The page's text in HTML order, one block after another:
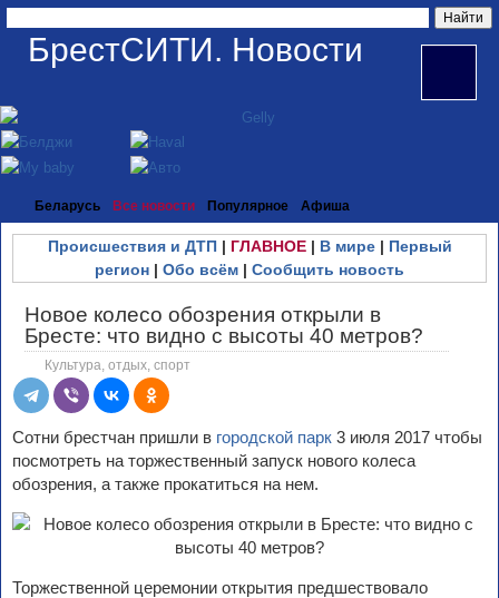
БрестСИТИ. Новости
Беларусь Все новости Популярное Афиша
Происшествия и ДТП| ГЛАВНОЕ| В мире| Первый
регион | Обо всём | Сообщить новость
Новое колесо обозрения открыли в
Бресте: что видно с высоты 40 метров?
Культура, отдых, спорт
Сотни брестчан пришли в городской парк 3 июля 2017 чтобы
посмотреть на торжественный запуск нового колеса
обозрения, а также прокатиться на нем.
Торжественной церемонии открытия предшествовало